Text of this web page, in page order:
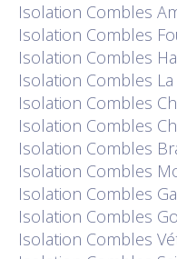
Isolation Combles
Isolation Combles
Isolation Combles
Isolation Combles
Isolation Combles
Isolation Combles
Isolation Combles
Isolation Combles
Isolation Combles
Isolation Combles
Isolation Combles